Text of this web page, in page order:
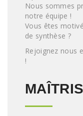
Nous sommes
notre équipe !
Vous êtes
de synthèse ?
Rejoignez nous
!